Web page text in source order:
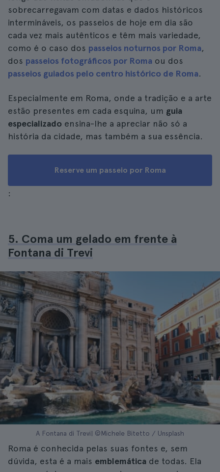
sobrecarregavam com datas e dados históricos
intermináveis, os passeios de hoje em dia são
cada vez mais autênticos e têm mais variedade,
como é o caso dos passeios noturnos por Roma,
dos passeios fotográficos por Roma ou dos
passeios guiados pelo centro histórico de Roma.
Especialmente em Roma, onde a tradição e a arte
estão presentes em cada esquina, um guia
especializado ensina-lhe a apreciar não só a
história da cidade, mas também a sua essência.
Reserve um passeio por Roma
:
5. Coma um gelado em frente à
Fontana di Trevi
A Fontana di Trevi| ©Michele Bitetto / Unsplash
Roma é conhecida pelas suas fontes e, sem
dúvida, esta é a mais emblemática de todas. Ela